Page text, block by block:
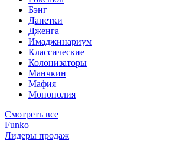
Бэнг
Данетки
Дженга
Имаджинариум
Классические
Колонизаторы
Манчкин
Мафия
Монополия
Смотреть все
Funko
Лидеры продаж